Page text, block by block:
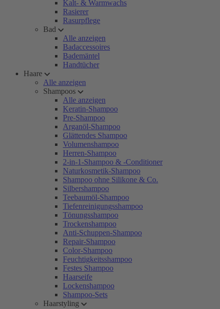
Kalt- & Warmwachs
Rasierer
Rasurpflege
Bad
Alle anzeigen
Badaccessoires
Bademäntel
Handtücher
Haare
Alle anzeigen
Shampoos
Alle anzeigen
Keratin-Shampoo
Pre-Shampoo
Arganöl-Shampoo
Glättendes Shampoo
Volumenshampoo
Herren-Shampoo
2-in-1-Shampoo & -Conditioner
Naturkosmetik-Shampoo
Shampoo ohne Silikone & Co.
Silbershampoo
Teebaumöl-Shampoo
Tiefenreinigungsshampoo
Tönungsshampoo
Trockenshampoo
Anti-Schuppen-Shampoo
Repair-Shampoo
Color-Shampoo
Feuchtigkeitsshampoo
Festes Shampoo
Haarseife
Lockenshampoo
Shampoo-Sets
Haarstyling